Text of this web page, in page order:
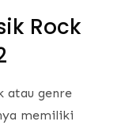
Rock
atau genre
memiliki